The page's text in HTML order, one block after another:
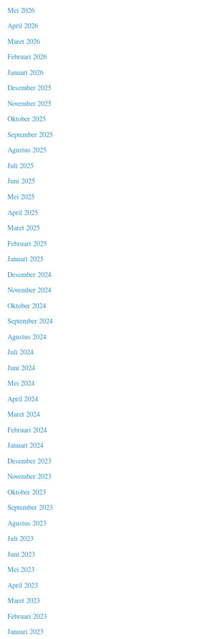
Mei 2026
April 2026
Maret 2026
Februari 2026
Januari 2026
Desember 2025
November 2025
Oktober 2025
September 2025
Agustus 2025
Juli 2025
Juni 2025
Mei 2025
April 2025
Maret 2025
Februari 2025
Januari 2025
Desember 2024
November 2024
Oktober 2024
September 2024
Agustus 2024
Juli 2024
Juni 2024
Mei 2024
April 2024
Maret 2024
Februari 2024
Januari 2024
Desember 2023
November 2023
Oktober 2023
September 2023
Agustus 2023
Juli 2023
Juni 2023
Mei 2023
April 2023
Maret 2023
Februari 2023
Januari 2023